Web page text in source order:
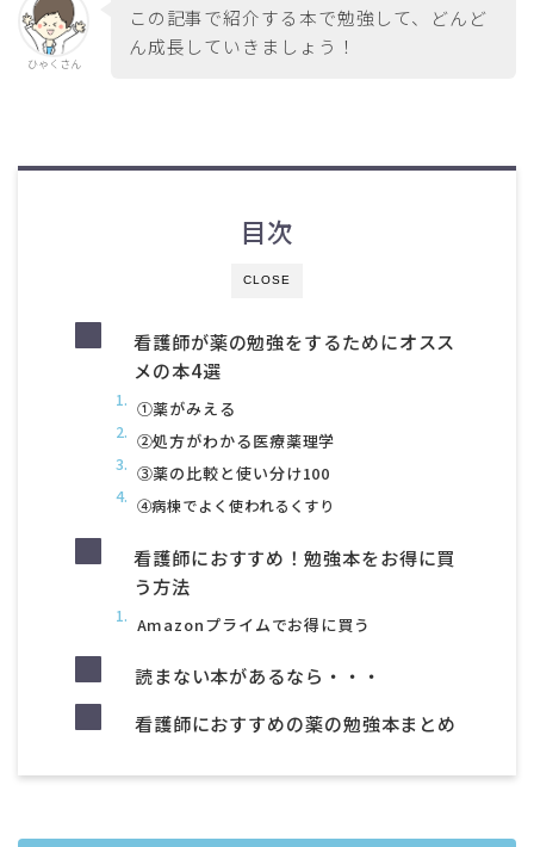
ひゃくさん
この記事で紹介する本で勉強して、どんど
ん成長していきましょう！
CLOSE
目次
看護師が薬の勉強をするためにオスス
メの本4選
①薬がみえる
②処方がわかる医療薬理学
③薬の比較と使い分け100
④病棟でよく使われるくすり
看護師におすすめ！勉強本をお得に買
う方法
Amazonプライムでお得に買う
読まない本があるなら・・・
看護師におすすめの薬の勉強本まとめ